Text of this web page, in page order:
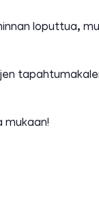
loputtua,
mukaan!